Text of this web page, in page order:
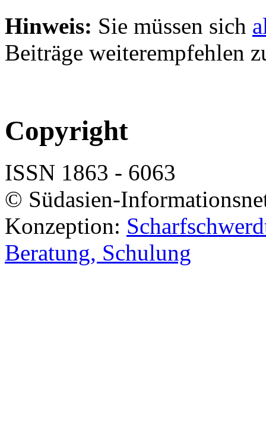
Hinweis: Sie müssen sich
Beiträge weiterempfehlen
Copyright
ISSN 1863 - 6063
© Südasien-
Konzeption:
Beratung, Schulung